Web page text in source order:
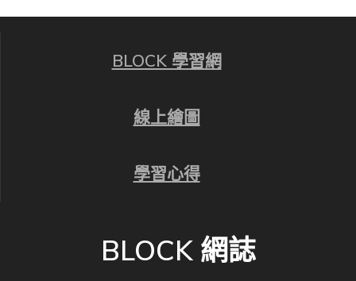
BLOCK 學習網
線上繪圖
學習心得
BLOCK 網誌